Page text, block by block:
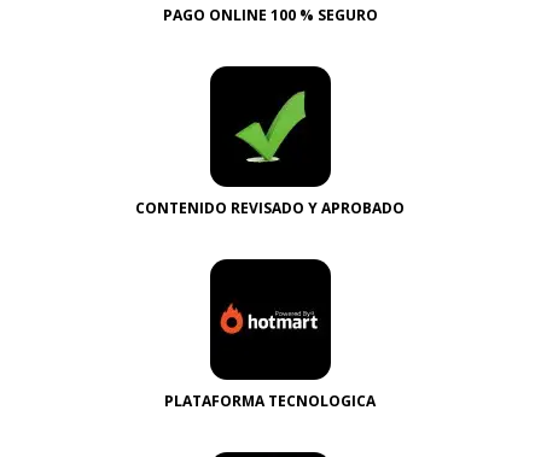
PAGO ONLINE 100 % SEGURO
CONTENIDO REVISADO Y APROBADO
PLATAFORMA TECNOLOGICA